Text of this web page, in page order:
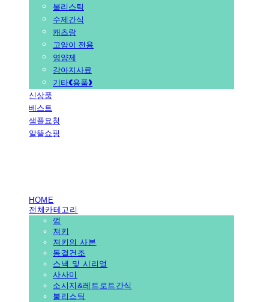
불리스틱
수제간식
캐츠랑
고양이 전용
영양제
강아지사료
기타(용품)
신상품
베스트
샘플요청
알뜰쇼핑
HOME
전체카테고리
껌
져키
져키의 사본
동결건조
스낵 및 시리얼
사사미
소시지&레트로트간식
불리스틱